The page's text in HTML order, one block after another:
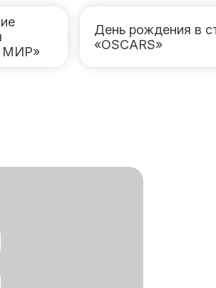
МИР»
День рождения в
«OSCARS»